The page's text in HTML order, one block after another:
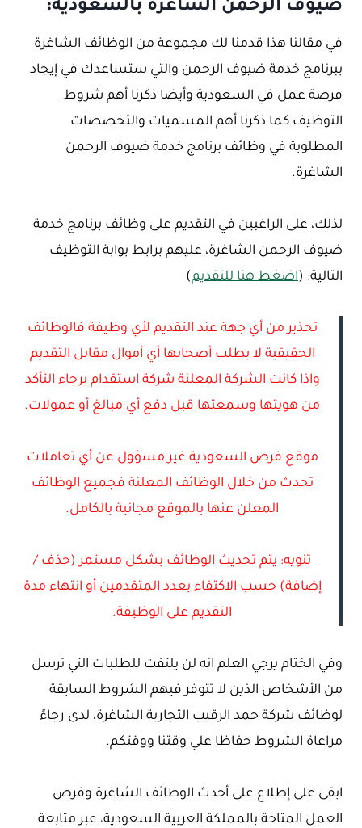
ضيوف الرحمن الشاغرة بالسعودية:
في مقالنا هذا قدمنا لك مجموعة من الوظائف الشاغرة
ببرنامج خدمة ضيوف الرحمن والتي ستساعدك في إيجاد
فرصة عمل في السعودية وأيضا ذكرنا أهم شروط
التوظيف كما ذكرنا أهم المسميات والتخصصات
المطلوبة في وظائف برنامج خدمة ضيوف الرحمن
الشاغرة.
لذلك، على الراغبين في التقديم على وظائف برنامج خدمة
ضيوف الرحمن الشاغرة، عليهم برابط بوابة التوظيف
التالية: (اضغط هنا للتقديم)
تحذير من أي جهة عند التقديم لأي وظيفة فالوظائف
الحقيقية لا يطلب أصحابها أي أموال مقابل التقديم
واذا كانت الشركة المعلنة شركة استقدام برجاء التأكد
من هويتها وسمعتها قبل دفع أي مبالغ أو عمولات.
موقع فرص السعودية غير مسؤول عن أي تعاملات
تحدث من خلال الوظائف المعلنة فجميع الوظائف
المعلن عنها بالموقع مجانية بالكامل.
تنويه: يتم تحديث الوظائف بشكل مستمر (حذف /
إضافة) حسب الاكتفاء بعدد المتقدمين أو انتهاء مدة
التقديم على الوظيفة.
وفي الختام يرجي العلم انه لن يلتفت للطلبات التي ترسل
من الأشخاص الذين لا تتوفر فيهم الشروط السابقة
لوظائف شركة حمد الرقيب التجارية الشاغرة، لدى رجاءً
مراعاة الشروط حفاظا علي وقتنا ووقتكم.
ابقى على إطلاع على أحدث الوظائف الشاغرة وفرص
العمل المتاحة بالمملكة العربية السعودية، عبر متابعة